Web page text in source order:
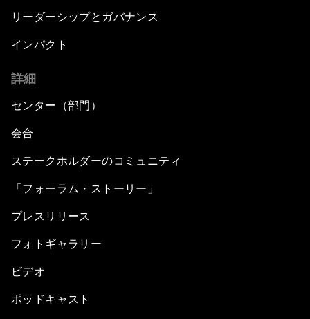
リーダーシップとガバナンス
インパクト
詳細
センター（部門）
会合
ステークホルダーのコミュニティ
「フォーラム・ストーリー」
プレスリリース
フォトギャラリー
ビデオ
ポッドキャスト